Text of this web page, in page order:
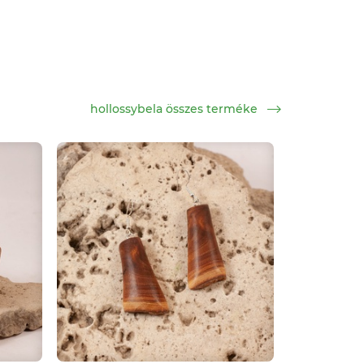
hollossybela összes terméke